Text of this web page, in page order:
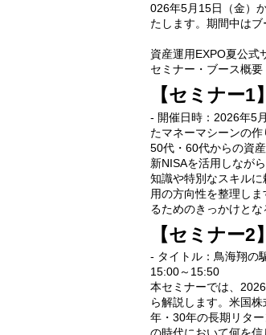
026年5月15日（金）
たします。期間中は
資産運用EXPO夏公式
セミナー・ブース概要
【セミナー1】
- 開催日時：2026年5
たマネーマシーンの作
50代・60代からの資
新NISAを活用しなが
知識や特別なスキル
用の方向性を整理し
るためのきっかけとな
【セミナー2】
- タイトル：鳥海翔の
15:00～15:50
本セミナーでは、
ら解説します。米国
年・30年の長期リタ